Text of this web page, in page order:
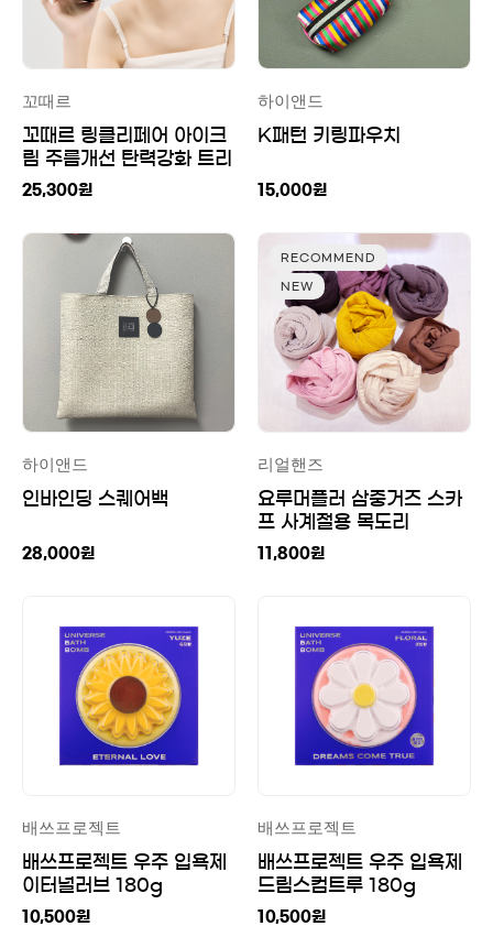
꼬때르
꼬때르 링클리페어 아이크
림 주름개선 탄력강화 트리
플 펩타이드 대용량 수분
25,300원
하이앤드
K패턴 키링파우치
15,000원
하이앤드
인바인딩 스퀘어백
28,000원
RECOMMEND
NEW
리얼핸즈
요루머플러 삼중거즈 스카
프 사계절용 목도리
11,800원
배쓰프로젝트
배쓰프로젝트 우주 입욕제
이터널러브 180g
10,500원
배쓰프로젝트
배쓰프로젝트 우주 입욕제
드림스컴트루 180g
10,500원